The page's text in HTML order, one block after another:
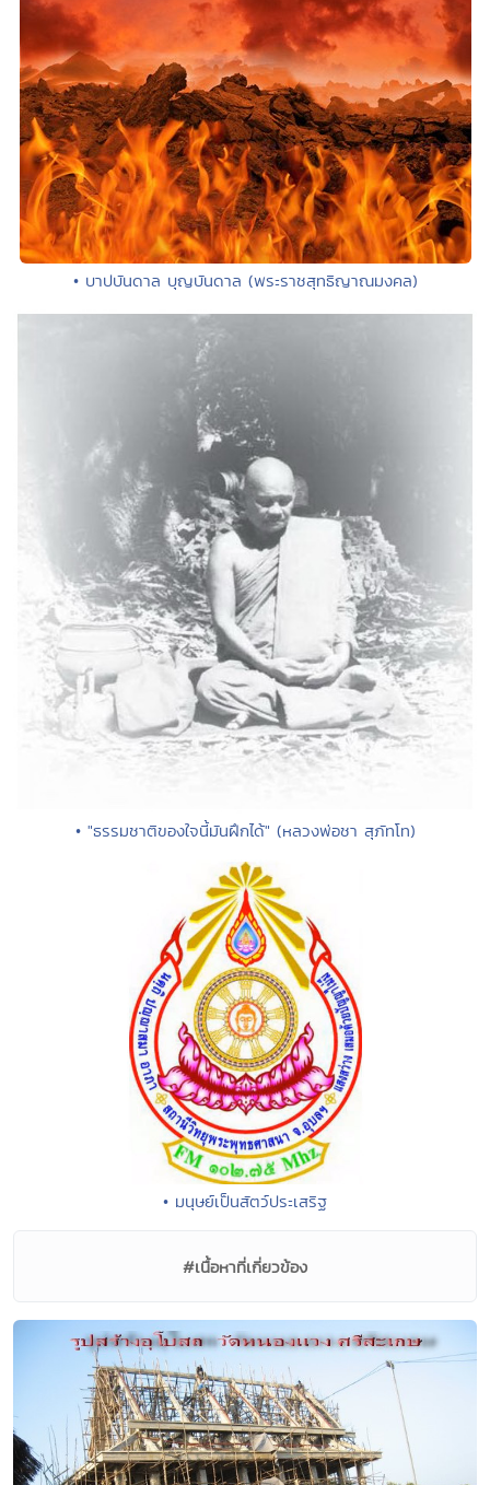
• บาปบันดาล บุญบันดาล (พระราชสุทธิญาณมงคล)
• "ธรรมชาติของใจนี้มันฝึกได้" (หลวงพ่อชา สุภัทโท)
• มนุษย์เป็นสัตว์ประเสริฐ
#เนื้อหาที่เกี่ยวข้อง